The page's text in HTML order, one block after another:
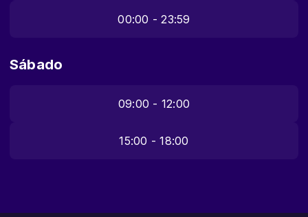
00:00 - 23:59
Sábado
09:00 - 12:00
15:00 - 18:00